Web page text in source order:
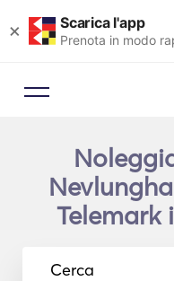
× Scarica l'app
Prenota in modo
Telemark
Cerca